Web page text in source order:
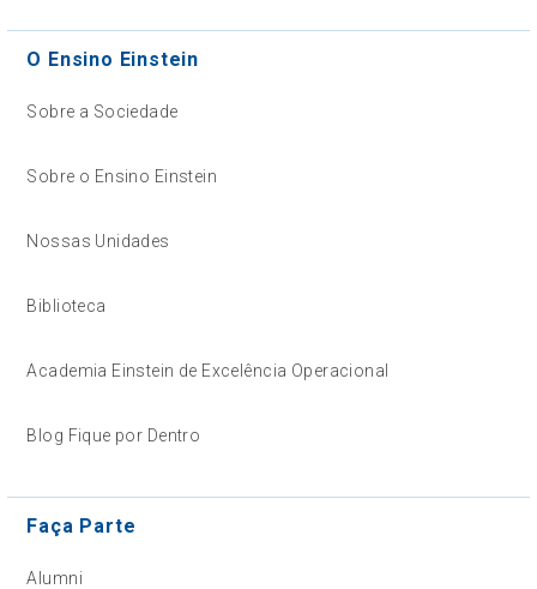
O Ensino Einstein
Sobre a Sociedade
Sobre o Ensino Einstein
Nossas Unidades
Biblioteca
Academia Einstein de Excelência Operacional
Blog Fique por Dentro
Faça Parte
Alumni